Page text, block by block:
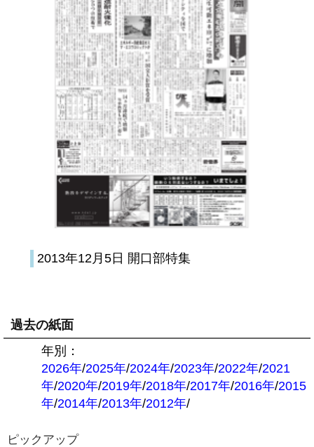
2013年12月5日 開口部特集
過去の紙面
年別：
2026年/2025年/2024年/2023年/2022年/2021
年/2020年/2019年/2018年/2017年/2016年/2015
年/2014年/2013年/2012年/
ピックアップ